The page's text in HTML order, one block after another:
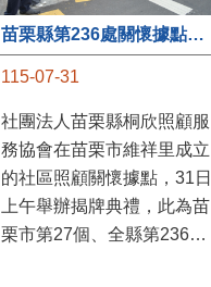
苗栗縣第236處關懷據點在苗栗市維祥里揭牌
115-07-31
社團法人苗栗縣桐欣照顧服
務協會在苗栗市維祥里成立
的社區照顧關懷據點，31日
上午舉辦揭牌典禮，此為苗
栗市第27個、全縣第236處